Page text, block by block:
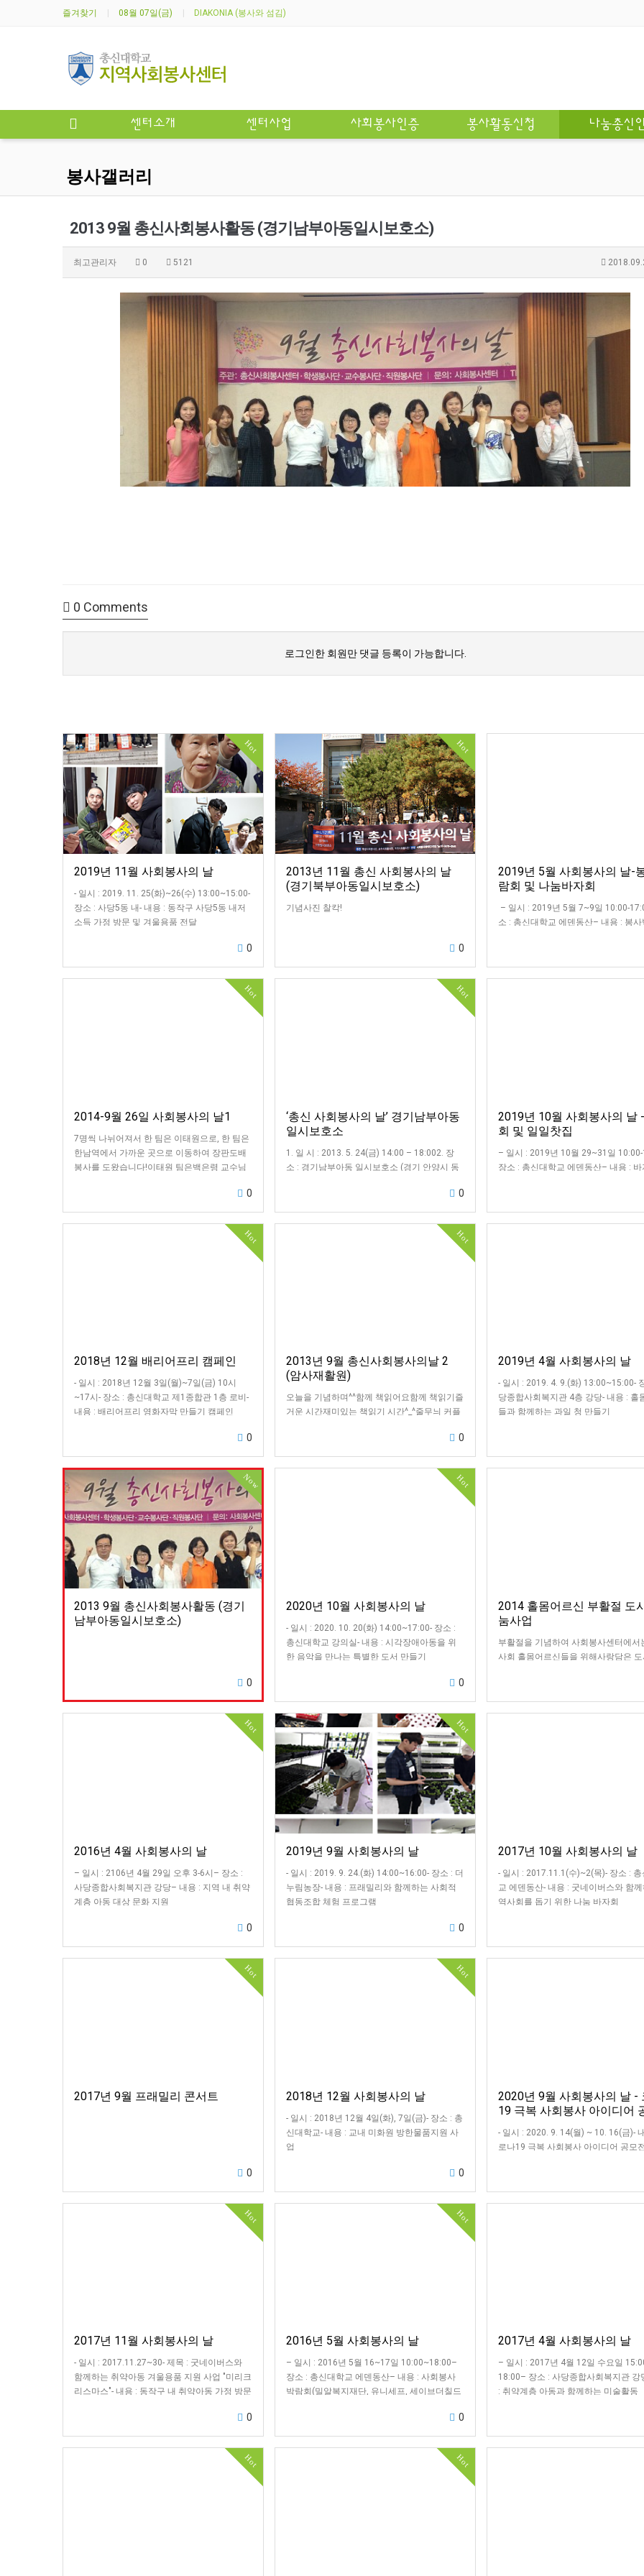
즐겨찾기 08월 07일(금) DIAKONIA (봉사와 섬김)
센터소개 센터사업 사회봉사인증 봉사활동신청 나눔총신인
봉사갤러리
2013 9월 총신사회봉사활동 (경기남부아동일시보호소)
최고관리자 0 5121
0 Comments
로그인한 회원만 댓글 등록이 가능합니다.
Hot
2019년 11월 사회봉사의 날
- 일시 : 2019. 11. 25(화)~26(수) 13:00~15:00-
장소 : 사당5동 내- 내용 : 동작구 사당5동 내저
소득 가정 방문 및 겨울용품 전달
0
Hot
2013년 11월 총신 사회봉사의 날
(경기북부아동일시보호소)
기념사진 찰칵!
0
2019년 5월 사회봉사의 날-
람회 및 나눔바자회
– 일시 : 2019년 5월 7~9일 10:00-
소 : 총신대학교 에덴동산– 내용 : 봉사
Hot
2014-9월 26일 사회봉사의 날1
7명씩 나뉘어져서 한 팀은 이태원으로, 한 팀은
한남역에서 가까운 곳으로 이동하여 장판도배
봉사를 도왔습니다!이태원 팀은백은령 교수님
0
Hot
‘총신 사회봉사의 날’ 경기남부아동
일시보호소
1. 일 시 : 2013. 5. 24(금) 14:00 – 18:002. 장
소 : 경기남부아동 일시보호소 (경기 안양시 동
0
2019년 10월 사회봉사의 날
회 및 일일찻집
– 일시 : 2019년 10월 29~31일
장소 : 총신대학교 에덴동산– 내용 : 바
Hot
2018년 12월 배리어프리 캠페인
- 일시 : 2018년 12월 3일(월)~7일(금) 10시
~17시- 장소 : 총신대학교 제1종합관 1층 로비-
내용 : 배리어프리 영화자막 만들기 캠페인
0
Hot
2013년 9월 총신사회봉사의날 2
(암사재활원)
오늘을 기념하며^^함께 책읽어요함께 책읽기즐
거운 시간재미있는 책읽기 시간^_^줄무늬 커플
0
2019년 4월 사회봉사의 날
- 일시 : 2019. 4. 9.(화) 13:00~15:00-
당종합사회복지관 4층 강당- 내용 : 홀
들과 함께하는 과일 청 만들기
Now
2013 9월 총신사회봉사활동 (경기
남부아동일시보호소)
0
Hot
2020년 10월 사회봉사의 날
- 일시 : 2020. 10. 20(화) 14:00~17:00- 장소 :
총신대학교 강의실- 내용 : 시각장애아동을 위
한 음악을 만나는 특별한 도서 만들기
0
2014 홀몸어르신 부활절 도
눔사업
부활절을 기념하여 사회봉사센터에서
사회 홀몸어르신들을 위해사랑담은
람찼고, 좋아하시는 어르신들 모습을
뿌듯했습…
Hot
2016년 4월 사회봉사의 날
– 일시 : 2106년 4월 29일 오후 3-6시– 장소 :
사당종합사회복지관 강당– 내용 : 지역 내 취약
계층 아동 대상 문화 지원
0
Hot
2019년 9월 사회봉사의 날
- 일시 : 2019. 9. 24.(화) 14:00~16:00- 장소 : 더
누림농장- 내용 : 프래밀리와 함께하는 사회적
협동조합 체험 프로그램
0
2017년 10월 사회봉사의 날
- 일시 : 2017.11.1(수)~2(목)- 장소 : 총
교 에덴동산- 내용 : 굿네이버스와 함께
역사회를 돕기 위한 나눔 바자회
Hot
2017년 9월 프래밀리 콘서트
0
Hot
2018년 12월 사회봉사의 날
- 일시 : 2018년 12월 4일(화), 7일(금)- 장소 : 총
신대학교- 내용 : 교내 미화원 방한물품지원 사
업
0
2020년 9월 사회봉사의 날 -
19 극복 사회봉사 아이디어
- 일시 : 2020. 9. 14(월) ~ 10. 16(금)-
로나19 극복 사회봉사 아이디어 공모
Hot
2017년 11월 사회봉사의 날
- 일시 : 2017.11.27~30- 제목 : 굿네이버스와
함께하는 취약아동 겨울용품 지원 사업 "미리크
리스마스"- 내용 : 동작구 내 취약아동 가정 방문
0
Hot
2016년 5월 사회봉사의 날
– 일시 : 2016년 5월 16~17일 10:00~18:00–
장소 : 총신대학교 에덴동산– 내용 : 사회봉사
박람회(밀알복지재단, 유니세프, 세이브더칠드
0
2017년 4월 사회봉사의 날
– 일시 : 2017년 4월 12일 수요일
18:00– 장소 : 사당종합사회복지관 강
: 취약계층 아동과 함께하는 미술활동
Hot Hot